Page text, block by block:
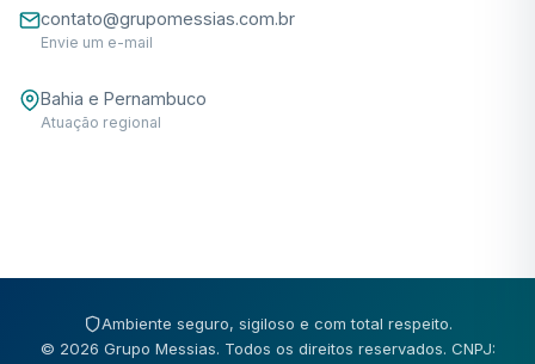
contato@grupomessias.com.br
Envie um e-mail
Bahia e Pernambuco
Atuação regional
Ambiente seguro, sigiloso e com total respeito.
© 2026 Grupo Messias. Todos os direitos reservados. CNPJ: